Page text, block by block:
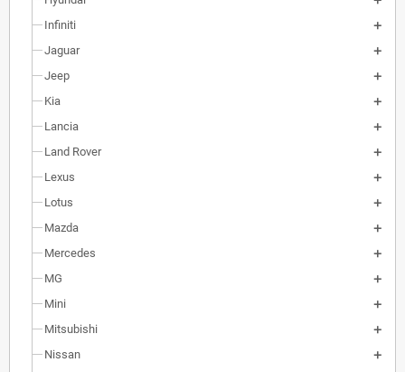
Infiniti
Jaguar
Jeep
Kia
Lancia
Land Rover
Lexus
Lotus
Mazda
Mercedes
MG
Mini
Mitsubishi
Nissan